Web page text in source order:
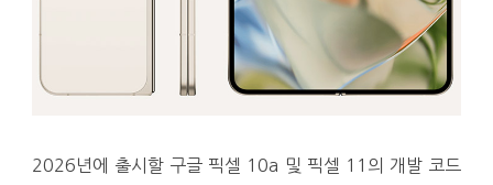
2026년에 출시할 구글 픽셀 10a 및 픽셀 11의 개발 코드